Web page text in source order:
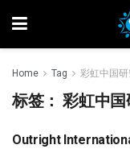
Home Tag 彩虹中国
标签：彩虹中
公民社会组织倡导
Outright